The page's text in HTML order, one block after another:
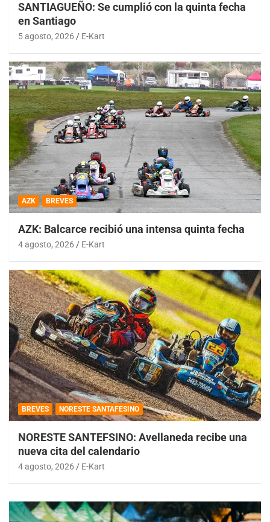
SANTIAGUEÑO: Se cumplió con la quinta fecha
en Santiago
5 agosto, 2026 E-Kart
AZK BREVES
AZK: Balcarce recibió una intensa quinta fecha
4 agosto, 2026 E-Kart
BREVES NORESTE SANTAFESINO
NORESTE SANTEFSINO: Avellaneda recibe una
nueva cita del calendario
4 agosto, 2026 E-Kart